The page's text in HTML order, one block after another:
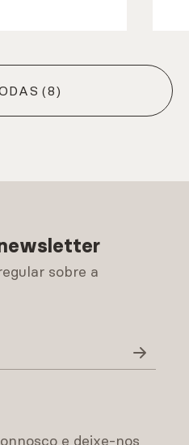
(8)
sobre a
e deixe-nos